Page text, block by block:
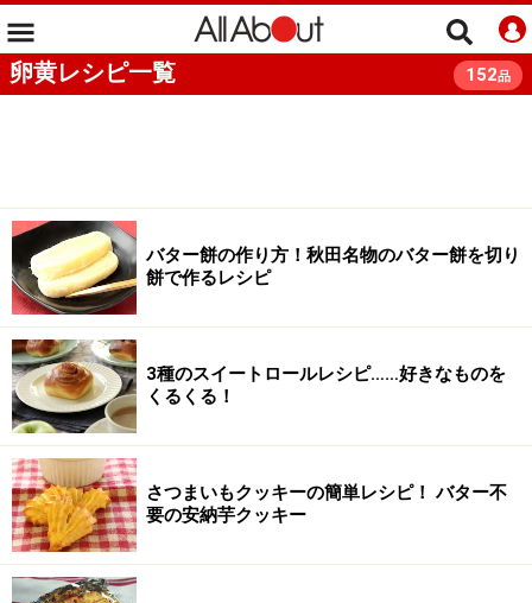
卵黄レシピ一覧 152品
バター餅の作り方！秋田名物のバター餅を切り
餅で作るレシピ
3種のスイートロールレシピ……好きなものを
くるくる！
さつまいもクッキーの簡単レシピ！ バター不
要の安納芋クッキー